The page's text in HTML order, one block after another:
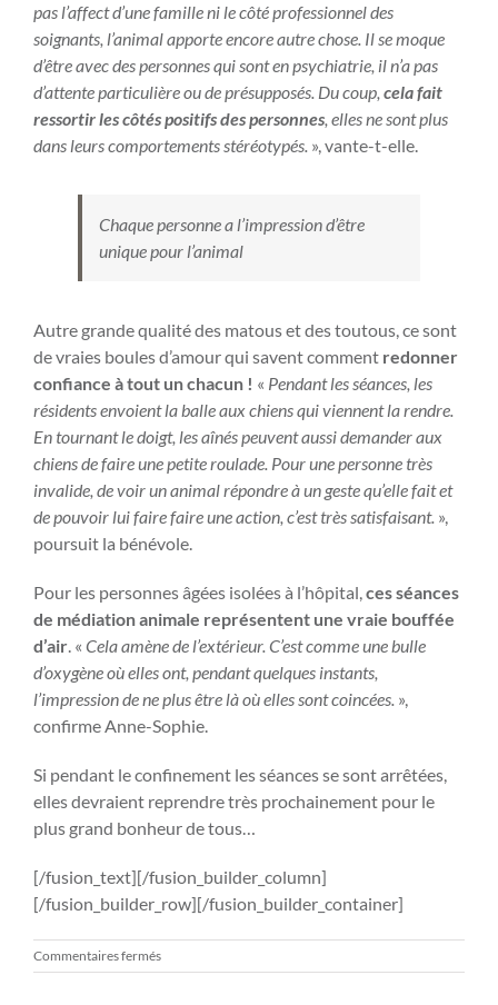
pas l’affect d’une famille ni le côté professionnel des
soignants, l’animal apporte encore autre chose. Il se moque
d’être avec des personnes qui sont en psychiatrie, il n’a pas
d’attente particulière ou de présupposés. Du coup, cela fait
ressortir les côtés positifs des personnes, elles ne sont plus
dans leurs comportements stéréotypés. », vante-t-elle.
Chaque personne a l’impression d’être
unique pour l’animal
Autre grande qualité des matous et des toutous, ce sont
de vraies boules d’amour qui savent comment redonner
confiance à tout un chacun ! « Pendant les séances, les
résidents envoient la balle aux chiens qui viennent la rendre.
En tournant le doigt, les aînés peuvent aussi demander aux
chiens de faire une petite roulade. Pour une personne très
invalide, de voir un animal répondre à un geste qu’elle fait et
de pouvoir lui faire faire une action, c’est très satisfaisant. »,
poursuit la bénévole.
Pour les personnes âgées isolées à l’hôpital,ces séances
de médiation animale représentent une vraie bouffée
d’air. « Cela amène de l’extérieur. C’est comme une bulle
d’oxygène où elles ont, pendant quelques instants,
l’impression de ne plus être là où elles sont coincées. »,
confirme Anne-Sophie.
Si pendant le confinement les séances se sont arrêtées,
elles devraient reprendre très prochainement pour le
plus grand bonheur de tous…
[/fusion_text][/fusion_builder_column]
[/fusion_builder_row][/fusion_builder_container]
Commentaires ferméssur
Des